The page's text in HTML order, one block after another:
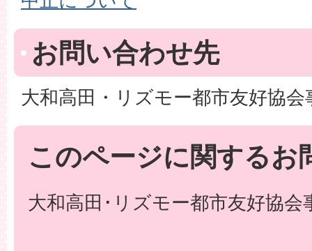
お問い合わせ先
大和高田・リズモー都市友好協会
このページに関するお
大和高田･リズモー都市友好協会